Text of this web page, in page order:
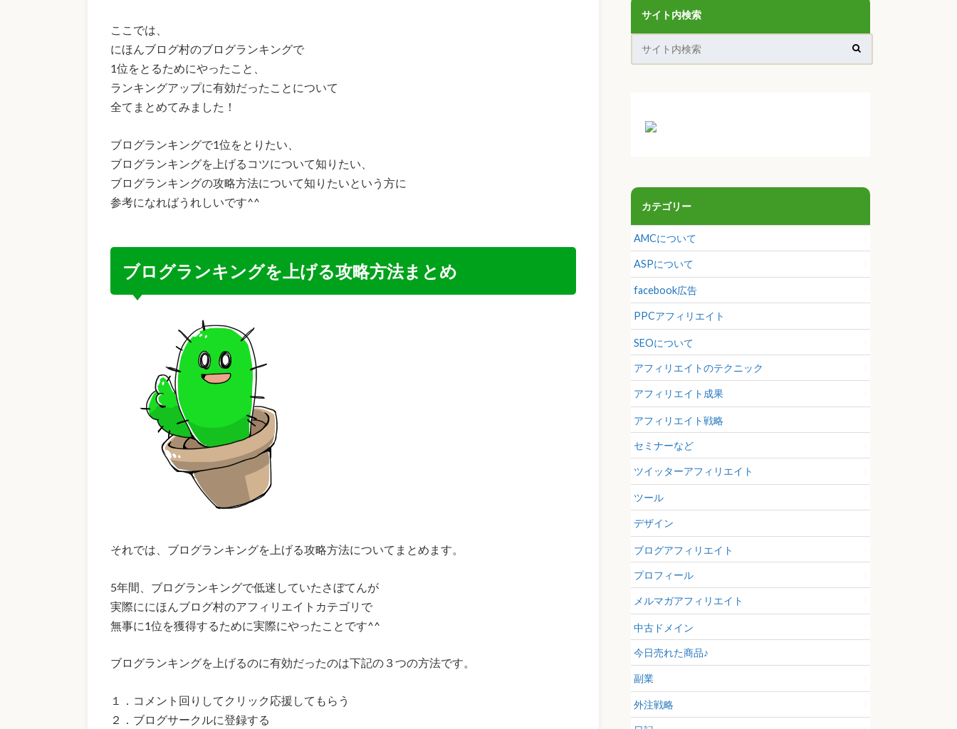
ここでは、
にほんブログ村のブログランキングで
1位をとるためにやったこと、
ランキングアップに有効だったことについて
全てまとめてみました！
ブログランキングで1位をとりたい、
ブログランキングを上げるコツについて知りたい、
ブログランキングの攻略方法について知りたいという方に
参考になればうれしいです^^
ブログランキングを上げる攻略方法まとめ
それでは、ブログランキングを上げる攻略方法についてまとめます。
5年間、ブログランキングで低迷していたさぼてんが
実際ににほんブログ村のアフィリエイトカテゴリで
無事に1位を獲得するために実際にやったことです^^
ブログランキングを上げるのに有効だったのは下記の３つの方法です。
１．コメント回りしてクリック応援してもらう
２．ブログサークルに登録する
サイト内検索
カテゴリー
AMCについて
ASPについて
facebook広告
PPCアフィリエイト
SEOについて
アフィリエイトのテクニック
アフィリエイト成果
アフィリエイト戦略
セミナーなど
ツイッターアフィリエイト
ツール
デザイン
ブログアフィリエイト
プロフィール
メルマガアフィリエイト
中古ドメイン
今日売れた商品♪
副業
外注戦略